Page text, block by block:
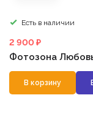
Есть в наличии
2 900 ₽
Фотозона
В корзину